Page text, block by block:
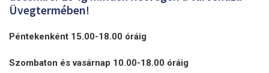
Üvegtermében!
Péntekenként 15.00-18.00 óráig
Szombaton és vasárnap 10.00-18.00 óráig